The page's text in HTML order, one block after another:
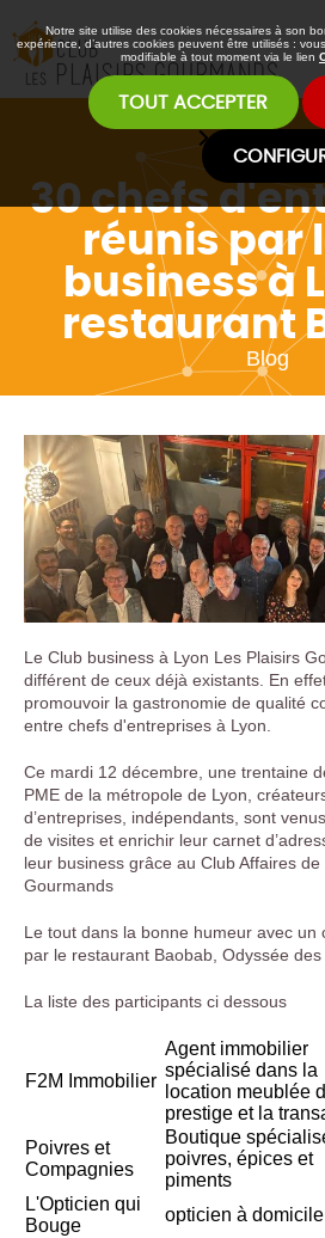
Notre site utilise des cookies nécessaires à son
expérience, d’autres cookies peuvent être utilisés :
modifiable à tout moment via le lien
TOUT ACCEPTER
30 chefs
réunis par
business à
restaurant
Blog
Le Club business à Lyon Les Plaisirs
différent de ceux déjà existants. En
promouvoir la gastronomie de qualité
entre chefs d'entreprises à Lyon.
Ce mardi 12 décembre, une trentaine
PME de la métropole de Lyon,
d’entreprises, indépendants, sont
de visites et enrichir leur carnet
leur business grâce au Club Affaires
Gourmands
Le tout dans la bonne humeur avec un
par le restaurant Baobab, Odyssée
La liste des participants ci dessous
F2M Immobilier
Agent immobilier
spécialisé dans la
location meublée
prestige et la
Poivres et
Compagnies
Boutique
poivres, épices et
piments
L'Opticien qui
Bouge
opticien à domicile